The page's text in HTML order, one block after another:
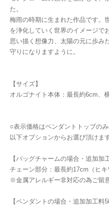
た。
梅雨の時期に生まれた作品です。
を浄化していく世界のイメージで
思い描く想像力、太陽の元に歩み
守りになりますように。
【サイズ】
オルゴナイト本体：最長約6cm、
○表示価格はペンダントトップの
以下オプションからお選び頂けます
【バッグチャームの場合・追加加
チェーン部分：最長約17cm（ヒキ
※金属アレルギー非対応の為ご留
【ペンダントの場合・追加加工料